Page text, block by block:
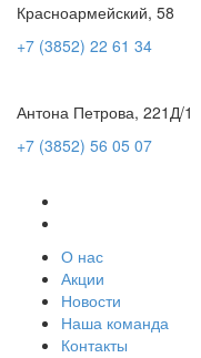
Красноармейский, 58
+7 (3852) 22 61 34
Антона Петрова, 221Д/1
+7 (3852) 56 05 07
О нас
Акции
Новости
Наша команда
Контакты